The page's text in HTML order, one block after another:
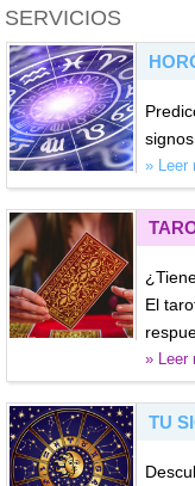
SERVICIOS
» Leer
El
» Leer
TU